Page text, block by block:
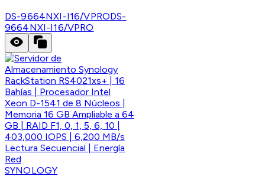
DS-9664NXI-I16/VPRODS-
9664NXI-I16/VPRO
SYNOLOGY